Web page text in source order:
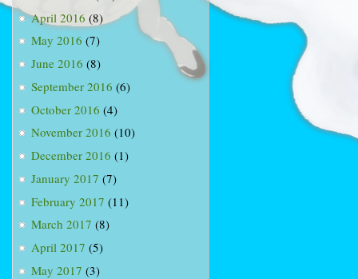
April 2016 (8)
May 2016 (7)
June 2016 (8)
September 2016 (6)
October 2016 (4)
November 2016 (10)
December 2016 (1)
January 2017 (7)
February 2017 (11)
March 2017 (8)
April 2017 (5)
May 2017 (3)